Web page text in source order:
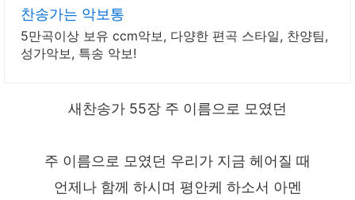
찬송가는 악보통
5만곡이상 보유 ccm악보, 다양한 편곡 스타일, 찬양팀,
성가악보, 특송 악보!
새찬송가 55장 주 이름으로 모였던
주 이름으로 모였던 우리가 지금 헤어질 때
언제나 함께 하시며 평안케 하소서 아멘